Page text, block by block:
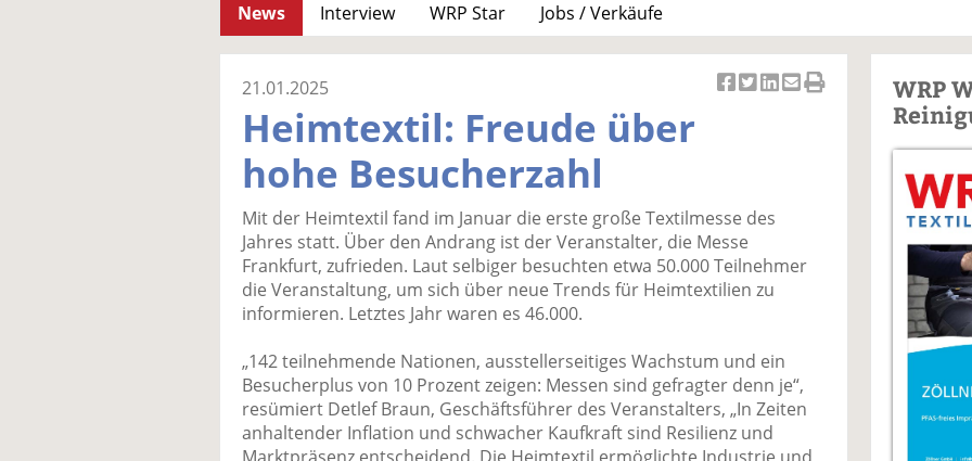
News Interview WRP Star
Jobs / Verkäufe
uf
F
ac
e
o
k
te
il
wi
tt
er
n
uf
n
k
n
te
il
e
m
er
se
n
e
21.01.2025
Heimtextil: Freude über
hohe Besucherzahl
Mit der Heimtextil fand im Januar die erste große Textilmesse des
Jahres statt. Über den Andrang ist der Veranstalter, die Messe
Frankfurt, zufrieden. Laut selbiger besuchten etwa 50.000 Teilnehmer
die Veranstaltung, um sich über neue Trends für Heimtextilien zu
informieren. Letztes Jahr waren es 46.000.
„142 teilnehmende Nationen, ausstellerseitiges Wachstum und ein
Besucherplus von 10 Prozent zeigen: Messen sind gefragter denn je“,
resümiert Detlef Braun, Geschäftsführer des Veranstalters, „In Zeiten
anhaltender Inflation und schwacher Kaufkraft sind Resilienz und
WRP